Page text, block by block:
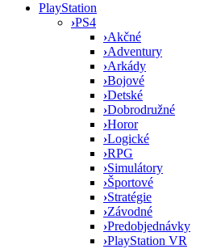
PlayStation
›PS4
›Akčné
›Adventury
›Arkády
›Bojové
›Detské
›Dobrodružné
›Horor
›Logické
›RPG
›Simulátory
›Športové
›Stratégie
›Závodné
›Predobjednávky
›PlayStation VR